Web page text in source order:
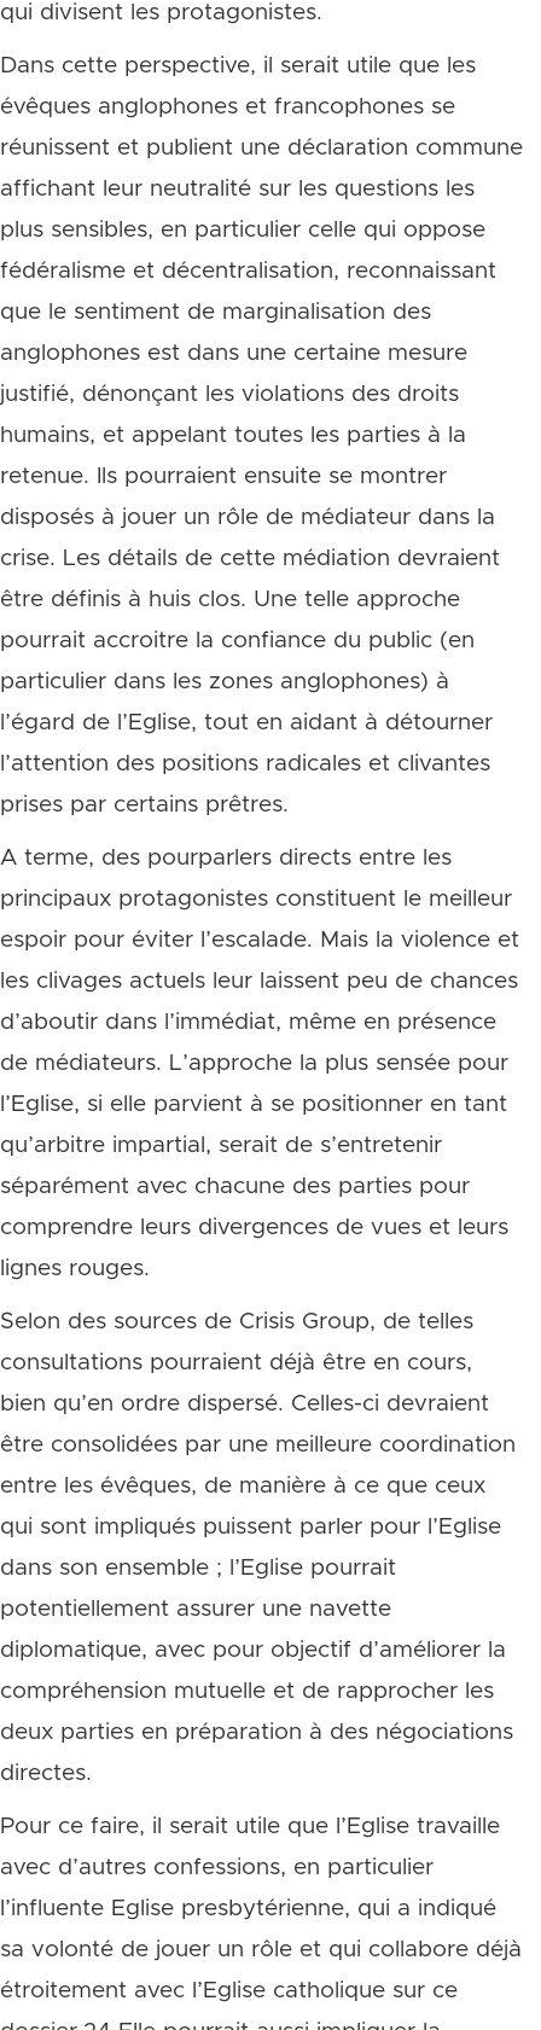
qui divisent les protagonistes.
Dans cette perspective, il serait utile que les
évêques anglophones et francophones se
réunissent et publient une déclaration commune
affichant leur neutralité sur les questions les
plus sensibles, en particulier celle qui oppose
fédéralisme et décentralisation, reconnaissant
que le sentiment de marginalisation des
anglophones est dans une certaine mesure
justifié, dénonçant les violations des droits
humains, et appelant toutes les parties à la
retenue. Ils pourraient ensuite se montrer
disposés à jouer un rôle de médiateur dans la
crise. Les détails de cette médiation devraient
être définis à huis clos. Une telle approche
pourrait accroitre la confiance du public (en
particulier dans les zones anglophones) à
l’égard de l’Eglise, tout en aidant à détourner
l’attention des positions radicales et clivantes
prises par certains prêtres.
A terme, des pourparlers directs entre les
principaux protagonistes constituent le meilleur
espoir pour éviter l’escalade. Mais la violence et
les clivages actuels leur laissent peu de chances
d’aboutir dans l’immédiat, même en présence
de médiateurs. L’approche la plus sensée pour
l’Eglise, si elle parvient à se positionner en tant
qu’arbitre impartial, serait de s’entretenir
séparément avec chacune des parties pour
comprendre leurs divergences de vues et leurs
lignes rouges.
Selon des sources de Crisis Group, de telles
consultations pourraient déjà être en cours,
bien qu’en ordre dispersé. Celles-ci devraient
être consolidées par une meilleure coordination
entre les évêques, de manière à ce que ceux
qui sont impliqués puissent parler pour l’Eglise
dans son ensemble ; l’Eglise pourrait
potentiellement assurer une navette
diplomatique, avec pour objectif d’améliorer la
compréhension mutuelle et de rapprocher les
deux parties en préparation à des négociations
directes.
Pour ce faire, il serait utile que l’Eglise travaille
avec d’autres confessions, en particulier
l’influente Eglise presbytérienne, qui a indiqué
sa volonté de jouer un rôle et qui collabore déjà
étroitement avec l’Eglise catholique sur ce